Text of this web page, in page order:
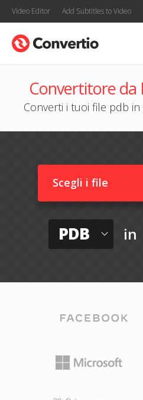
Video Editor Add Subtitles to Video
Convertitore da
Converti i tuoi file pdb
Scegli i file
PDB in